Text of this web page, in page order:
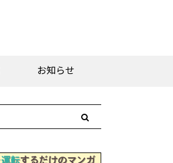
お知らせ